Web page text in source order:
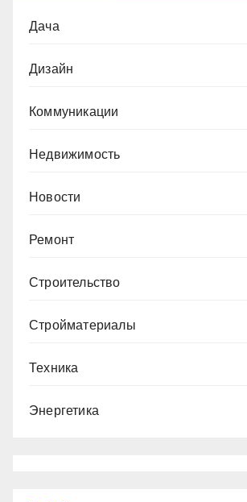
Дача
Дизайн
Коммуникации
Недвижимость
Новости
Ремонт
Строительство
Стройматериалы
Техника
Энергетика